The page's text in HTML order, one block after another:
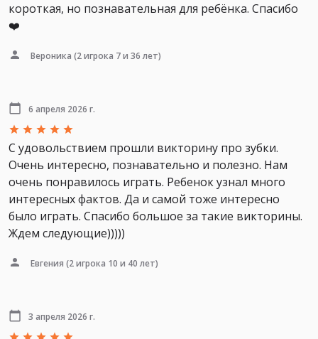
короткая, но познавательная для ребёнка. Спасибо
❤️
Вероника (2 игрока 7 и 36 лет)
6 апреля 2026 г.
С удовольствием прошли викторину про зубки.
Очень интересно, познавательно и полезно. Нам
очень понравилось играть. Ребенок узнал много
интересных фактов. Да и самой тоже интересно
было играть. Спасибо большое за такие викторины.
Ждем следующие)))))
Евгения (2 игрока 10 и 40 лет)
3 апреля 2026 г.